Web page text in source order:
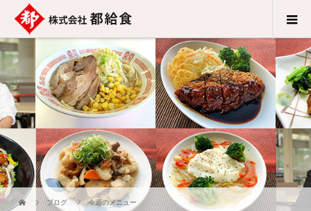
ブログ 今週のメニュー